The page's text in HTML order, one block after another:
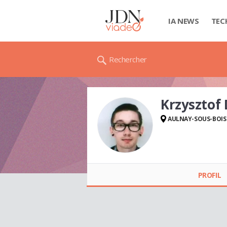
IA NEWS
Rechercher
Krzysztof
AULNAY-SOUS-BOIS
PROFIL